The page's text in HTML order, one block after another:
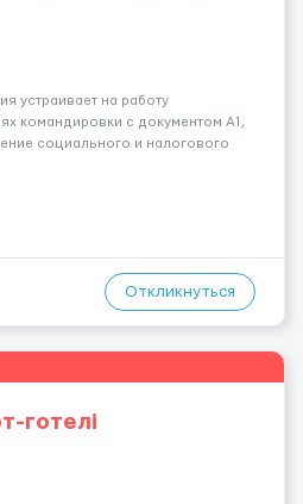
устраивает на работу
командировки с документом A1,
социального и налогового
стран с упрощенным доступом к
Откликнуться
готелі